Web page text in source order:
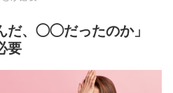
だ、◯◯だったのか」
要